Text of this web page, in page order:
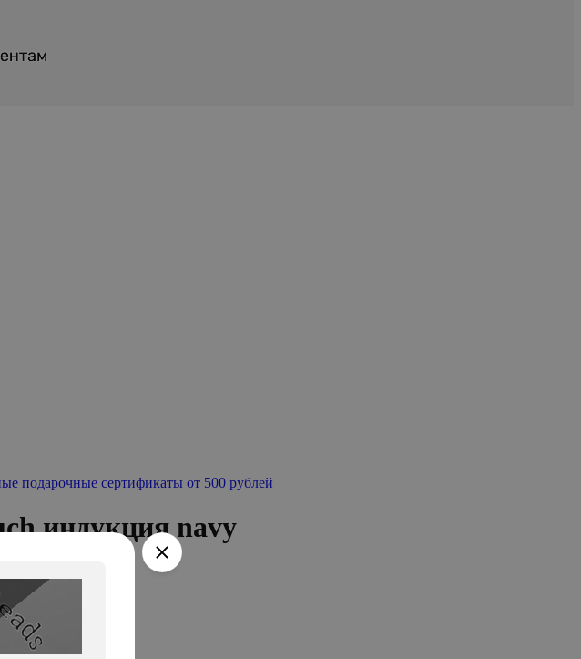
подарочные сертификаты от 500 рублей
индукция navy